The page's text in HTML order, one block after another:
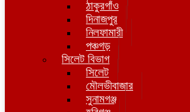
ঠাকুরগাঁও
দিনাজপুর
নিলফামারী
পঞ্চগড়
সিলেট বিভাগ
সিলেট
মৌলভীবাজার
সুনামগঞ্জ